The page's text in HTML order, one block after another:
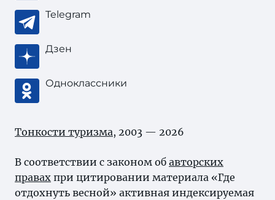
Telegram
Дзен
Одноклассники
Тонкости туризма, 2003 — 2026
В соответствии с законом об авторских
правах при цитировании материала «Где
отдохнуть весной» активная индексируемая